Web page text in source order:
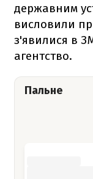
державним
висловили
з'явилися в
агентство.
Пальне